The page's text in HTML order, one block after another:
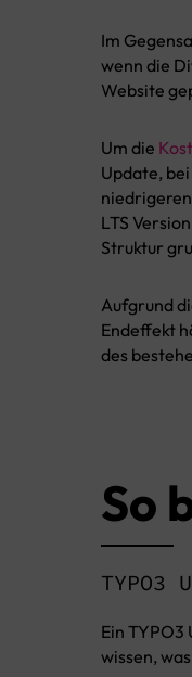
Im
wenn die
Website
Um die
Update,
LTS
Struktur
Aufgrund
Endeffekt
des
So
Ein
wissen,